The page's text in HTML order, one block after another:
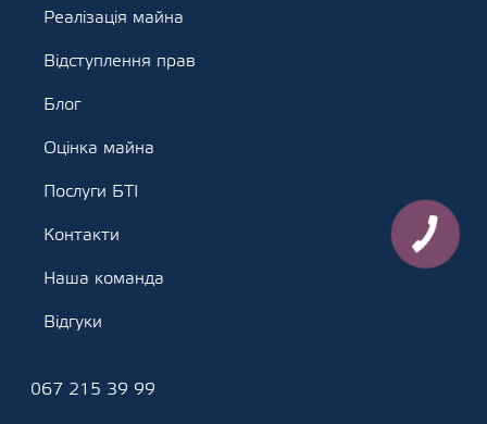
Реалізація майна
Відступлення прав
Блог
Оцінка майна
Послуги БТІ
Контакти
Наша команда
Відгуки
067 215 39 99